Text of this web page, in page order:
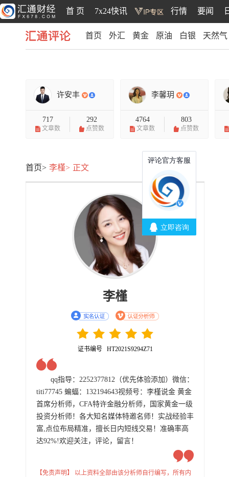
首 页 7x24快讯 行情 要闻
首页 外汇 黄金 原油 白银 天然气
许安丰
717
文章数
292
点赞数
李馨玥
4764
文章数
803
点赞数
首页> 李槿> 正文
李槿
证书编号 HT2021S9294Z71
qq指导：2252377812（优先体验添加）微信：
titi77745 蝙蝠：132194643视频号：李槿说金 黄金
首席分析师，CFA特许金融分析师，国家黄金一级
投资分析师！各大知名媒体特邀名师！实战经验丰
富,点位布局精准，擅长日内短线交易！准确率高
达92%!欢迎关注，评论，留言！
【免责声明】 以上资料全部由该分析师自行编写，所有内